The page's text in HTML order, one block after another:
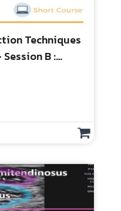
Techniques
B :